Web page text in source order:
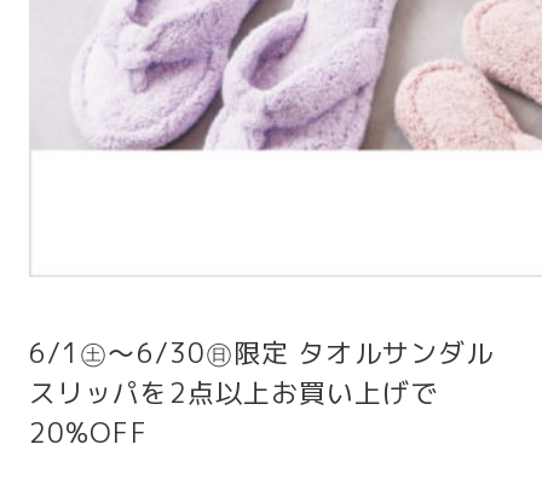
6/1㊏～6/30㊐限定 タオルサンダル
スリッパを2点以上お買い上げで
20%OFF